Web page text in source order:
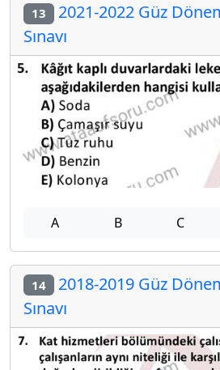
13 2021-2022 Güz
Sınavı
A B C
14 2018-2019 Güz
Sınavı